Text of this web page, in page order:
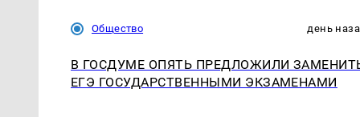
Общество день
В ГОСДУМЕ ОПЯТЬ ПРЕДЛОЖИЛИ
ЕГЭ ГОСУДАРСТВЕННЫМИ ЭКЗАМЕНАМИ